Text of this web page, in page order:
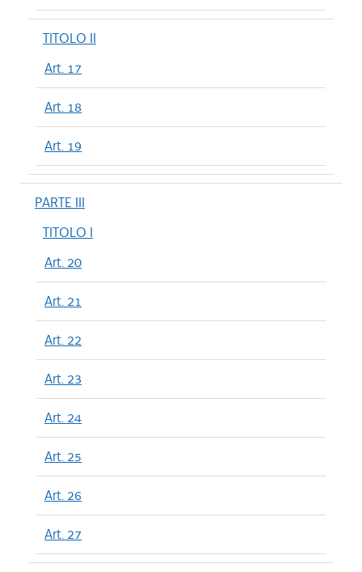
TITOLO II
Art. 17
Art. 18
Art. 19
PARTE III
TITOLO I
Art. 20
Art. 21
Art. 22
Art. 23
Art. 24
Art. 25
Art. 26
Art. 27